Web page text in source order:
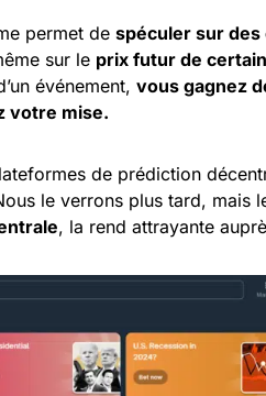
permet de spéculer sur
sur le prix futur de
événement, vous gagnez
votre mise.
de prédiction
le verrons plus tard, mais
, la rend attrayante